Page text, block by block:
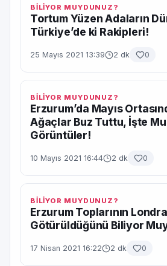
BİLİYOR MUYDUNUZ?
Tortum Yüzen Adaların
Türkiye’de ki Rakipleri!
25 Mayıs 2021 13:39 2 dk 0
BİLİYOR MUYDUNUZ?
Erzurum’da Mayıs
Ağaçlar Buz Tuttu, İşte
Görüntüler!
10 Mayıs 2021 16:44 2 dk 0
BİLİYOR MUYDUNUZ?
Erzurum Toplarının
Götürüldüğünü Biliyor
17 Nisan 2021 16:22 2 dk 0